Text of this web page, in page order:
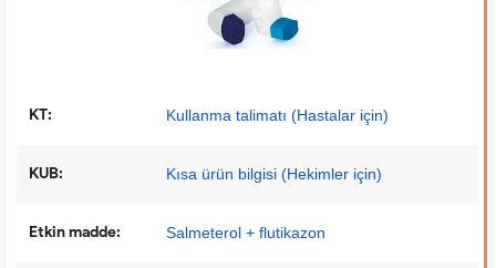
KT: Kullanma talimatı (Hastalar için)
KUB: Kısa ürün bilgisi (Hekimler için)
Etkin madde: Salmeterol + flutikazon